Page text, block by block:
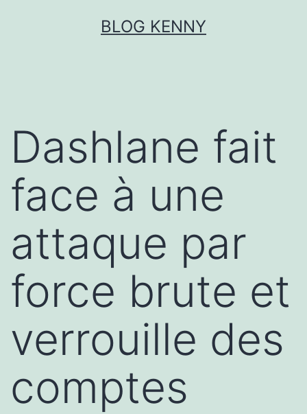
BLOG KENNY
Dashlane fait
face à une
attaque par
force brute et
verrouille des
comptes